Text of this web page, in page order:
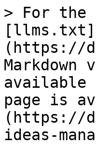
> For the
[llms.txt]
(https://
available
page is
(https://
ideas-